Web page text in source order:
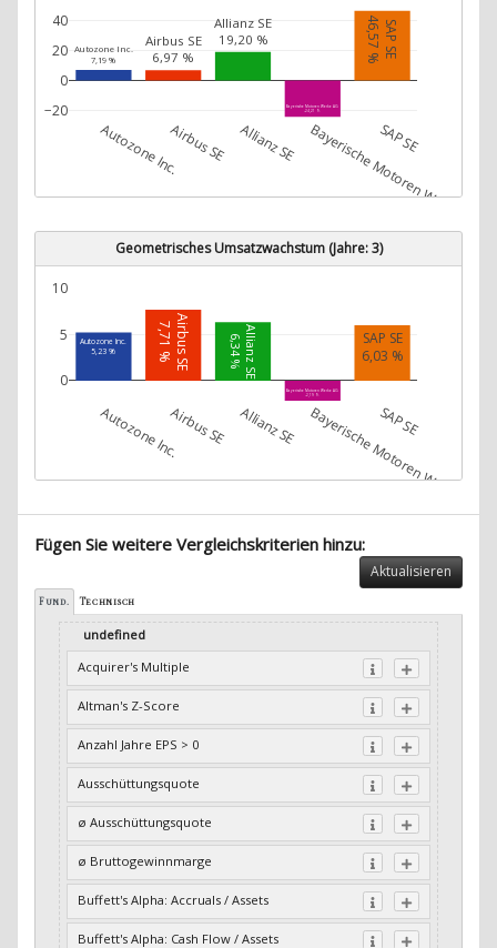
Autozone Inc.
7,19 %
Airbus SE
6,97 %
Allianz SE
19,20 %
Bayerische Motoren Werke AG
-24,21 %
SAP SE
46,57 %
Autozone Inc.Airbus SE Allianz SE Bayerische Motoren Werke AG
SAP SE
−20
0
20
40
Geometrisches Umsatzwachstum (Jahre: 3)
Autozone Inc.
5,23 % Airbus SE
7,71 % Allianz SE
6,34 %
Bayerische Motoren Werke AG
-2,19 %
SAP SE
6,03 %
Autozone Inc.Airbus SE Allianz SE Bayerische Motoren Werke AG
SAP SE
0
5
10
Fügen Sie weitere Vergleichskriterien hinzu:
Aktualisieren
Fund. Technisch
undefined
Acquirer's Multiple
Altman's Z-Score
Anzahl Jahre EPS > 0
Ausschüttungsquote
ø Ausschüttungsquote
ø Bruttogewinnmarge
Buffett's Alpha: Accruals / Assets
Buffett's Alpha: Cash Flow / Assets